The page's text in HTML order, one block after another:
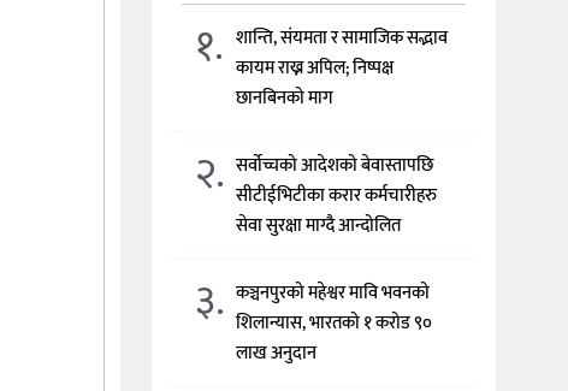
१. शान्ति, संयमता र सामाजिक सद्भाव
कायम राख्न अपिल; निष्पक्ष
छानबिनको माग
२. सर्वोच्चको आदेशको बेवास्तापछि
सीटीईभिटीका करार कर्मचारीहरु
सेवा सुरक्षा माग्दै आन्दोलित
३. कञ्चनपुरको महेश्वर मावि भवनको
शिलान्यास, भारतको १ करोड ९०
लाख अनुदान